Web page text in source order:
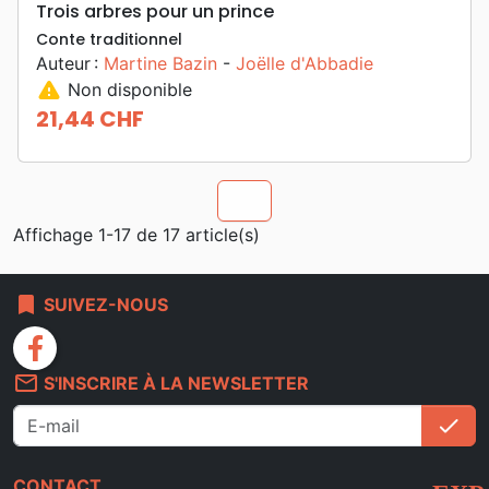
Trois arbres pour un prince
Conte traditionnel
Auteur : Martine Bazin - Joëlle d'Abbadie
warning Non disponible
Prix
21,44 CHF
Affichage 1-17 de 17 article(s)
bookmark SUIVEZ-NOUS
facebook
mail_outline S'INSCRIRE À LA NEWSLETTER
check